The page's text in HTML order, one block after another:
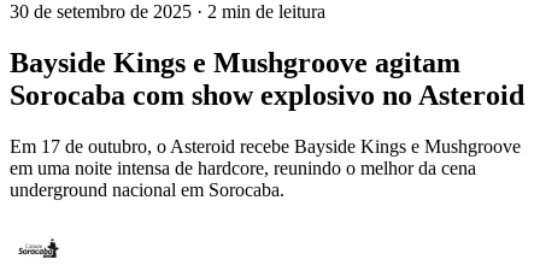
30 de setembro de 2025 · 2 min de leitura
Bayside Kings e Mushgroove agitam
Sorocaba com show explosivo no Asteroid
Em 17 de outubro, o Asteroid recebe Bayside Kings e Mushgroove
em uma noite intensa de hardcore, reunindo o melhor da cena
underground nacional em Sorocaba.